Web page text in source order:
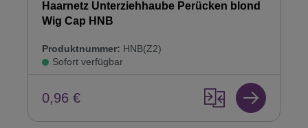
Haarnetz Unterziehhaube Perücken blond
Wig Cap HNB
Produktnummer: HNB(Z2)
Sofort verfügbar
0,96 €